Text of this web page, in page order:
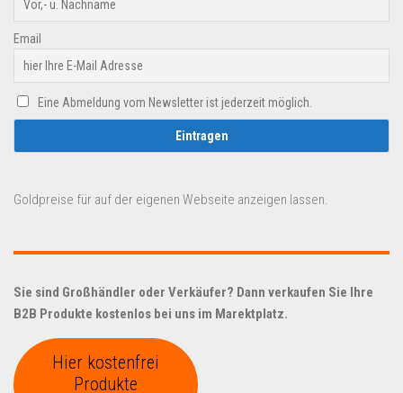
Email
Eine Abmeldung vom Newsletter ist jederzeit möglich.
Goldpreise für auf der eigenen Webseite anzeigen lassen.
Sie sind Großhändler oder Verkäufer? Dann verkaufen Sie Ihre
B2B Produkte kostenlos bei uns im Marektplatz.
Hier kostenfrei
Produkte